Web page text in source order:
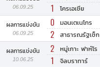
06.09.25 1 โครเอเชีย
ผลการแข่งขัน
06.09.25
0 มอนเตเนโกร
2 สาธารณรัฐเช็ก
ผลการแข่งขัน
10.06.25
2 หมู่เกาะ ฟาห์โร
1 จิลบราทาร์